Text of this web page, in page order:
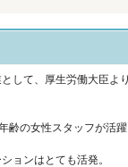
して、厚生労働大臣よ
齢の女性スタッフが活
ョンはとても活発。